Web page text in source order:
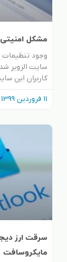
مشکل امنیتی
وجود تنظیمات
سایت الزویر
کاربران این
11 فروردین 1399
سرقت ارز
مایکروسافت